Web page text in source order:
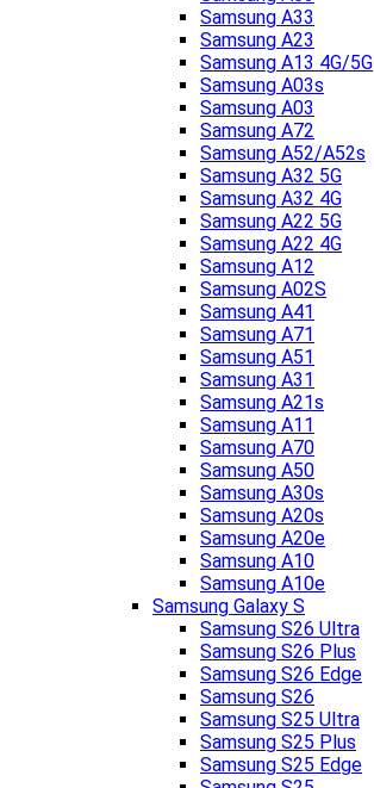
Samsung A33
Samsung A23
Samsung A13 4G/5G
Samsung A03s
Samsung A03
Samsung A72
Samsung A52/A52s
Samsung A32 5G
Samsung A32 4G
Samsung A22 5G
Samsung A22 4G
Samsung A12
Samsung A02S
Samsung A41
Samsung A71
Samsung A51
Samsung A31
Samsung A21s
Samsung A11
Samsung A70
Samsung A50
Samsung A30s
Samsung A20s
Samsung A20e
Samsung A10
Samsung A10e
Samsung Galaxy S
Samsung S26 Ultra
Samsung S26 Plus
Samsung S26 Edge
Samsung S26
Samsung S25 Ultra
Samsung S25 Plus
Samsung S25 Edge